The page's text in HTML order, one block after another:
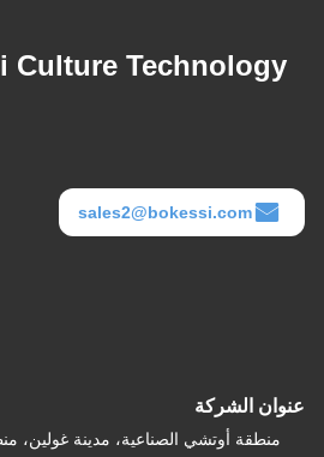
Culture Technology
sales2@bokessi.com
عنوان الشركة
منطقة أوتشي الصناعية، مدينة غولين،